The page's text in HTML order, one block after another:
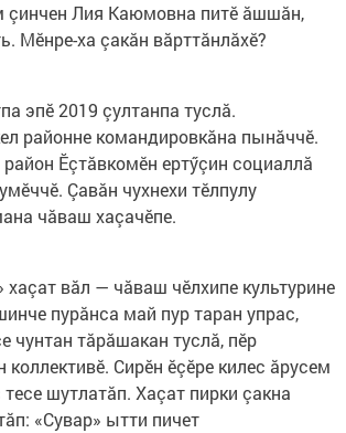
çинчен Лия Каюмовна питӗ ăшшăн,
Мӗнре-ха çакăн вăрттăнлăхӗ?
эпӗ 2019 çултанпа туслă.
районне командировкăна пынăччӗ.
Ӗçтăвкомӗн ертӳçин социаллă
Çавăн чухнехи тӗлпулу
чăваш хаçачӗпе.
вăл — чăваш чӗлхипе культурине
пурăнса май пур таран упрас,
чунтан тăрăшакан туслă, пӗр
Сирӗн ӗçӗре килес ăрусем
шутлатăп. Хаçат пирки çакна
«Сувар» ытти пичет